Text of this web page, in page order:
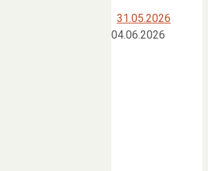
31.05.2026
04.06.2026